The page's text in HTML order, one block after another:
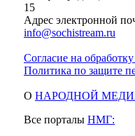
15
Адрес электронной
info@sochistream.ru
Согласие на
Политика по защите
О НАРОДНОЙ
Все порталы НМГ: